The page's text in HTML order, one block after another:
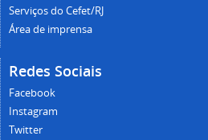
Serviços do Cefet/RJ
Área de imprensa
Redes Sociais
Facebook
Instagram
Twitter